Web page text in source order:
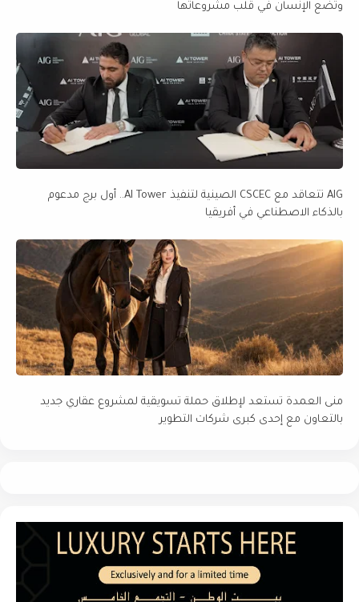
وتضع الإنسان في قلب مشروعاتها
AIG تتعاقد مع CSCEC الصينية لتنفيذ AI Tower.. أول برج مدعوم
بالذكاء الاصطناعي في أفريقيا
منى العمدة تستعد لإطلاق حملة تسويقية لمشروع عقاري جديد
بالتعاون مع إحدى كبرى شركات التطوير